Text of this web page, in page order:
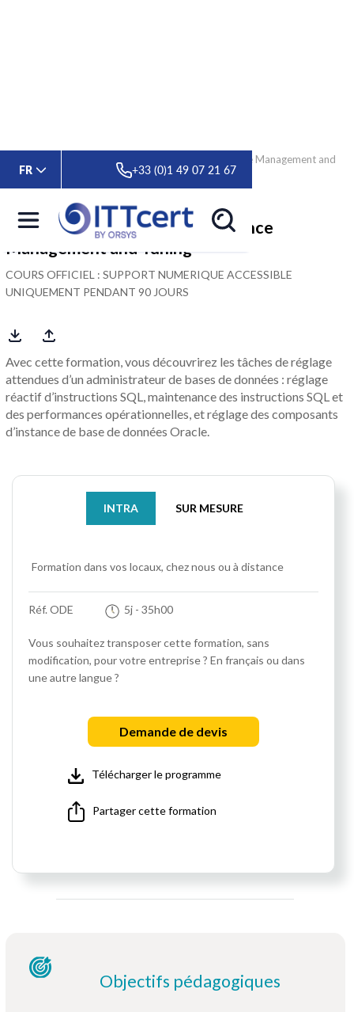
FR +33 (0)1 49 07 21 67
> Oracle Database 19c : Performance Management and
Tuning
Oracle Database 19c : Performance
Management and Tuning
COURS OFFICIEL : SUPPORT NUMERIQUE ACCESSIBLE
UNIQUEMENT PENDANT 90 JOURS
Avec cette formation, vous découvrirez les tâches de réglage
attendues d’un administrateur de bases de données : réglage
réactif d’instructions SQL, maintenance des instructions SQL et
des performances opérationnelles, et réglage des composants
d’instance de base de données Oracle.
INTRA SUR MESURE
Formation dans vos locaux, chez nous ou à distance
Réf. ODE 5j - 35h00
Vous souhaitez transposer cette formation, sans
modification, pour votre entreprise ? En français ou dans
une autre langue ?
Demande de devis
Télécharger le programme
Partager cette formation
Objectifs pédagogiques